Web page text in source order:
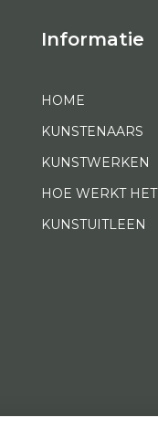
Informatie
HOME
KUNSTENAARS
KUNSTWERKEN
HOE WERKT HET
KUNSTUITLEEN